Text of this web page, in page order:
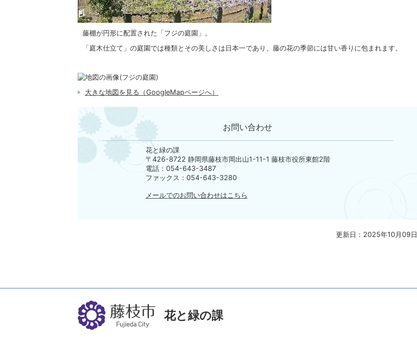
藤棚が円形に配置された「フジの庭園」。
「庭木仕立て」の庭園では種類とその美しさは日本一であり、藤の花の季節には甘い香りに包まれます。
大きな地図を見る（GoogleMapページへ）
お問い合わせ
花と緑の課
〒426-8722 静岡県藤枝市岡出山1-11-1 藤枝市役所東館2階
電話：054-643-3487
ファックス：054-643-3280
メールでのお問い合わせはこちら
更新日：2025年10月09日
花と緑の課